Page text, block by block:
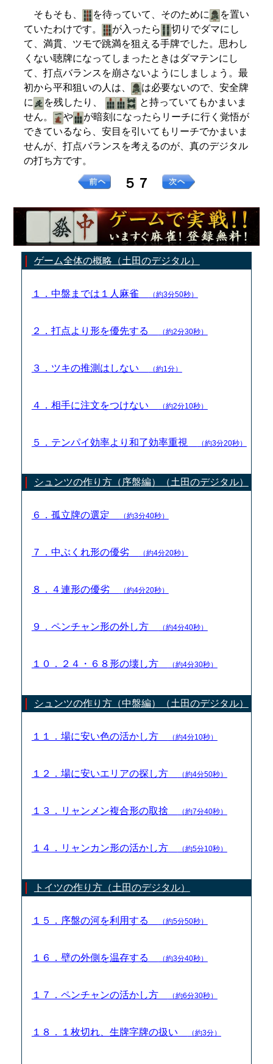
そもそも、
を待っていて、そのために
を置い
ていたわけです。
が入ったら
切りでダマにし
て、満貫、ツモで跳満を狙える手牌でした。思わし
くない聴牌になってしまったときはダマテンにし
て、打点バランスを崩さないようにしましょう。最
初から平和狙いの人は、
は必要ないので、安全牌
に
を残したり、
と持っていてもかまいま
せん。
や
が暗刻になったらリーチに行く覚悟が
できているなら、安目を引いてもリーチでかまいま
せんが、打点バランスを考えるのが、真のデジタル
の打ち方です。
５７
ゲーム全体の概略（土田のデジタル）
１．中盤までは１人麻雀 （約3分50秒）
２．打点より形を優先する （約2分30秒）
３．ツキの推測はしない （約1分）
４．相手に注文をつけない （約2分10秒）
５．テンパイ効率より和了効率重視 （約3分20秒）
シュンツの作り方（序盤編）（土田のデジタル）
６．孤立牌の選定 （約3分40秒）
７．中ぶくれ形の優劣 （約4分20秒）
８．４連形の優劣 （約4分20秒）
９．ペンチャン形の外し方 （約4分40秒）
１０．２４・６８形の壊し方 （約4分30秒）
シュンツの作り方（中盤編）（土田のデジタル）
１１．場に安い色の活かし方 （約4分10秒）
１２．場に安いエリアの探し方 （約4分50秒）
１３．リャンメン複合形の取捨 （約7分40秒）
１４．リャンカン形の活かし方 （約5分10秒）
トイツの作り方（土田のデジタル）
１５．序盤の河を利用する （約5分50秒）
１６．壁の外側を温存する （約3分40秒）
１７．ペンチャンの活かし方 （約6分30秒）
１８．１枚切れ、生牌字牌の扱い （約3分）